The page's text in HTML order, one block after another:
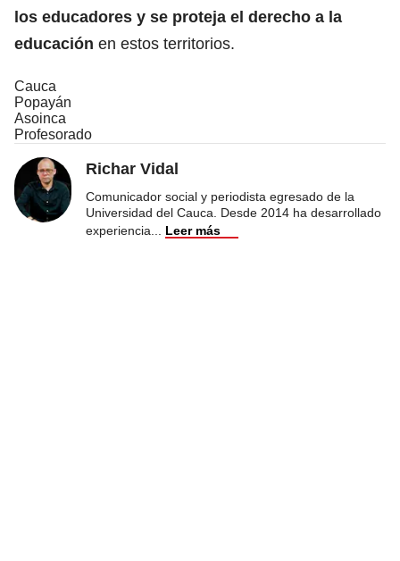
los educadores y se proteja el derecho a la
educación en estos territorios.
Cauca
Popayán
Asoinca
Profesorado
Richar Vidal
Comunicador social y periodista egresado de la
Universidad del Cauca. Desde 2014 ha desarrollado
experiencia
Leer más